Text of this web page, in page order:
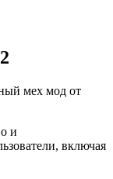
мех мод от
и
включая